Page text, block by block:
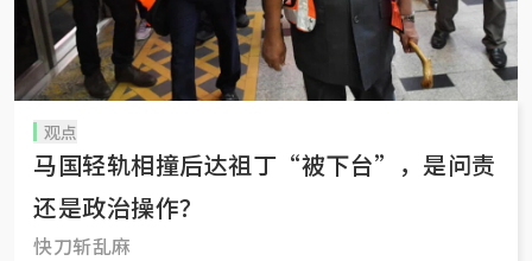
观点
马国轻轨相撞后达祖丁“被下台”，是问责
还是政治操作？
快刀斩乱麻